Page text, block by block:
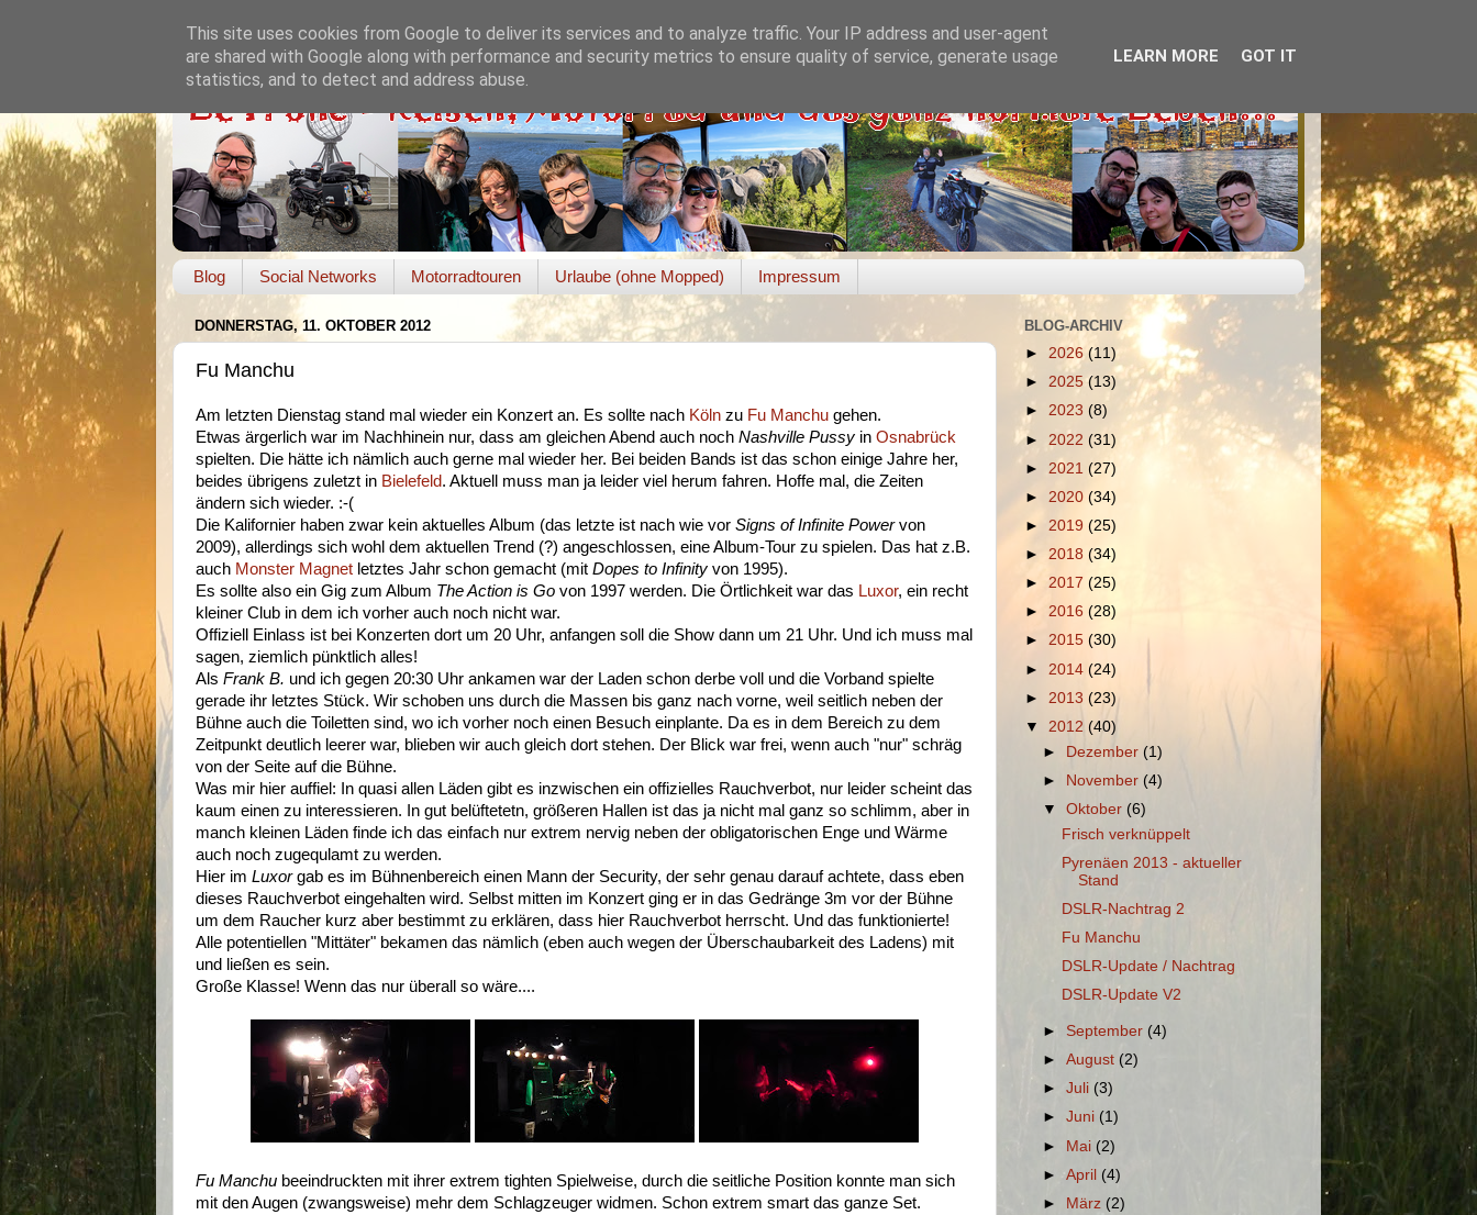
Blog Social Networks Motorradtouren Urlaube (ohne Mopped) Impressum
DONNERSTAG, 11. OKTOBER 2012
Fu Manchu
Am letzten Dienstag stand mal wieder ein Konzert an. Es sollte nach Köln zu Fu Manchu gehen.
Etwas ärgerlich war im Nachhinein nur, dass am gleichen Abend auch noch Nashville Pussy in Osnabrück
spielten. Die hätte ich nämlich auch gerne mal wieder her. Bei beiden Bands ist das schon einige Jahre her,
beides übrigens zuletzt in Bielefeld. Aktuell muss man ja leider viel herum fahren. Hoffe mal, die Zeiten
ändern sich wieder. :-(
Die Kalifornier haben zwar kein aktuelles Album (das letzte ist nach wie vor Signs of Infinite Powervon
2009), allerdings sich wohl dem aktuellen Trend (?) angeschlossen, eine Album-Tour zu spielen. Das hat z.B.
auch Monster Magnet letztes Jahr schon gemacht (mit Dopes to Infinity von 1995).
Es sollte also ein Gig zum Album The Action is Go von 1997 werden. Die Örtlichkeit war das Luxor, ein recht
kleiner Club in dem ich vorher auch noch nicht war.
Offiziell Einlass ist bei Konzerten dort um 20 Uhr, anfangen soll die Show dann um 21 Uhr. Und ich muss mal
sagen, ziemlich pünktlich alles!
Als Frank B. und ich gegen 20:30 Uhr ankamen war der Laden schon derbe voll und die Vorband spielte
gerade ihr letztes Stück. Wir schoben uns durch die Massen bis ganz nach vorne, weil seitlich neben der
Bühne auch die Toiletten sind, wo ich vorher noch einen Besuch einplante. Da es in dem Bereich zu dem
Zeitpunkt deutlich leerer war, blieben wir auch gleich dort stehen. Der Blick war frei, wenn auch "nur" schräg
von der Seite auf die Bühne.
Was mir hier auffiel: In quasi allen Läden gibt es inzwischen ein offizielles Rauchverbot, nur leider scheint das
kaum einen zu interessieren. In gut belüftetetn, größeren Hallen ist das ja nicht mal ganz so schlimm, aber in
manch kleinen Läden finde ich das einfach nur extrem nervig neben der obligatorischen Enge und Wärme
auch noch zugequlamt zu werden.
Hier im Luxorgab es im Bühnenbereich einen Mann der Security, der sehr genau darauf achtete, dass eben
dieses Rauchverbot eingehalten wird. Selbst mitten im Konzert ging er in das Gedränge 3m vor der Bühne
um dem Raucher kurz aber bestimmt zu erklären, dass hier Rauchverbot herrscht. Und das funktionierte!
Alle potentiellen "Mittäter" bekamen das nämlich (eben auch wegen der Überschaubarkeit des Ladens) mit
und ließen es sein.
Große Klasse! Wenn das nur überall so wäre....
Fu Manchu beeindruckten mit ihrer extrem tighten Spielweise, durch die seitliche Position konnte man sich
mit den Augen (zwangsweise) mehr dem Schlagzeuger widmen. Schon extrem smart das ganze Set.
BLOG-ARCHIV
► 2026 (11)
► 2025(13)
► 2023 (8)
► 2022 (31)
► 2021 (27)
► 2020 (34)
► 2019 (25)
► 2018 (34)
► 2017 (25)
► 2016 (28)
► 2015 (30)
► 2014 (24)
► 2013 (23)
▼ 2012 (40)
► Dezember(1)
► November(4)
▼Oktober(6)
Frisch verknüppelt
Pyrenäen 2013 - aktueller
Stand
DSLR-Nachtrag 2
Fu Manchu
DSLR-Update / Nachtrag
DSLR-Update V2
► September (4)
►August(2)
►Juli (3)
►Juni (1)
► Mai (2)
►April (4)
►
März (2)
This site uses cookies from Google to deliver its services and to analyze traffic. Your IP address and user-agent
are shared with Google along with performance and security metrics to ensure quality of service, generate usage
statistics, and to detect and address abuse.
LEARN MORE GOT IT